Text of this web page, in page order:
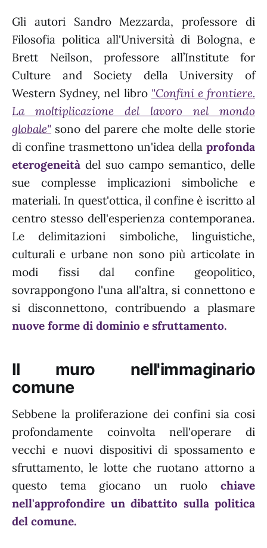
Gli autori Sandro Mezzarda, professore di
Filosofia politica all'Università di Bologna, e
Brett Neilson, professore all’Institute for
Culture and Society della University of
Western Sydney, nel libro "Confini e frontiere.
La moltiplicazione del lavoro nel mondo
globale" sono del parere che molte delle storie
di confine trasmettono un'idea della profonda
eterogeneità del suo campo semantico, delle
sue complesse implicazioni simboliche e
materiali. In quest'ottica, il confine è iscritto al
centro stesso dell'esperienza contemporanea.
Le delimitazioni simboliche, linguistiche,
culturali e urbane non sono più articolate in
modi fissi dal confine geopolitico,
sovrappongono l'una all'altra, si connettono e
si disconnettono, contribuendo a plasmare
nuove forme di dominio e sfruttamento.
Il muro nell'immaginario
comune
Sebbene la proliferazione dei confini sia cosi
profondamente coinvolta nell'operare di
vecchi e nuovi dispositivi di spossamento e
sfruttamento, le lotte che ruotano attorno a
questo tema giocano un ruolo chiave
nell'approfondire un dibattito sulla politica
del comune.